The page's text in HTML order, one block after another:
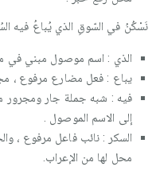
نَسْكُنُ في السّوقِ الذي يُباعُ فيه
الذي : اسم موصول مبني
يباع : فعل مضارع مرفوع ،
فيه : شبه جملة جار ومجرور
إلى الاسم الموصول .
السكر : نائب فاعل مرفوع ،
محل لها من الإعراب.